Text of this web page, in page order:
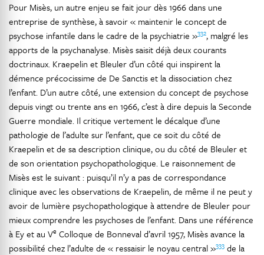
Pour Misès, un autre enjeu se fait jour dès 1966 dans une
entreprise de synthèse, à savoir « maintenir le concept de
psychose infantile dans le cadre de la psychiatrie »332, malgré les
apports de la psychanalyse. Misès saisit déjà deux courants
doctrinaux. Kraepelin et Bleuler d’un côté qui inspirent la
démence précocissime de De Sanctis et la dissociation chez
l’enfant. D’un autre côté, une extension du concept de psychose
depuis vingt ou trente ans en 1966, c’est à dire depuis la Seconde
Guerre mondiale. Il critique vertement le décalque d’une
pathologie de l’adulte sur l’enfant, que ce soit du côté de
Kraepelin et de sa description clinique, ou du côté de Bleuler et
de son orientation psychopathologique. Le raisonnement de
Misès est le suivant : puisqu’il n’y a pas de correspondance
clinique avec les observations de Kraepelin, de même il ne peut y
avoir de lumière psychopathologique à attendre de Bleuler pour
mieux comprendre les psychoses de l’enfant. Dans une référence
à Ey et au Ve Colloque de Bonneval d’avril 1957, Misès avance la
possibilité chez l’adulte de « ressaisir le noyau central »333 de la